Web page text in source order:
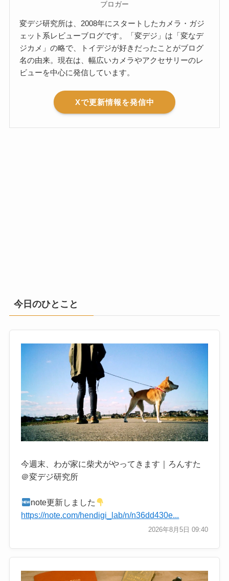
ブロガー
変デジ研究所は、2008年にスタートしたカメラ・ガジ
ェット系レビューブログです。「変デジ」は「変なデ
ジカメ」の略で、トイデジが好きだったことがブログ
名の由来。現在は、幅広いカメラやアクセサリーのレ
ビューを中心に発信しています。
Xで更新情報を発信中
今日のひとこと
今週末、わが家に柴犬がやってきます｜ろんすた
＠変デジ研究所
note更新しました
https://note.com/hendigi_lab/n/n36dd430e...
2026年8月5日 09:40